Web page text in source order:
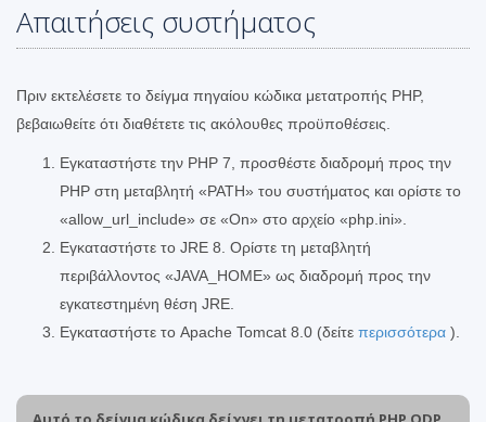
Απαιτήσεις συστήματος
Πριν εκτελέσετε το δείγμα πηγαίου κώδικα μετατροπής PHP,
βεβαιωθείτε ότι διαθέτετε τις ακόλουθες προϋποθέσεις.
Εγκαταστήστε την PHP 7, προσθέστε διαδρομή προς την
PHP στη μεταβλητή «PATH» του συστήματος και ορίστε το
«allow_url_include» σε «On» στο αρχείο «php.ini».
Εγκαταστήστε το JRE 8. Ορίστε τη μεταβλητή
περιβάλλοντος «JAVA_HOME» ως διαδρομή προς την
εγκατεστημένη θέση JRE.
Εγκαταστήστε το Apache Tomcat 8.0 (δείτε περισσότερα ).